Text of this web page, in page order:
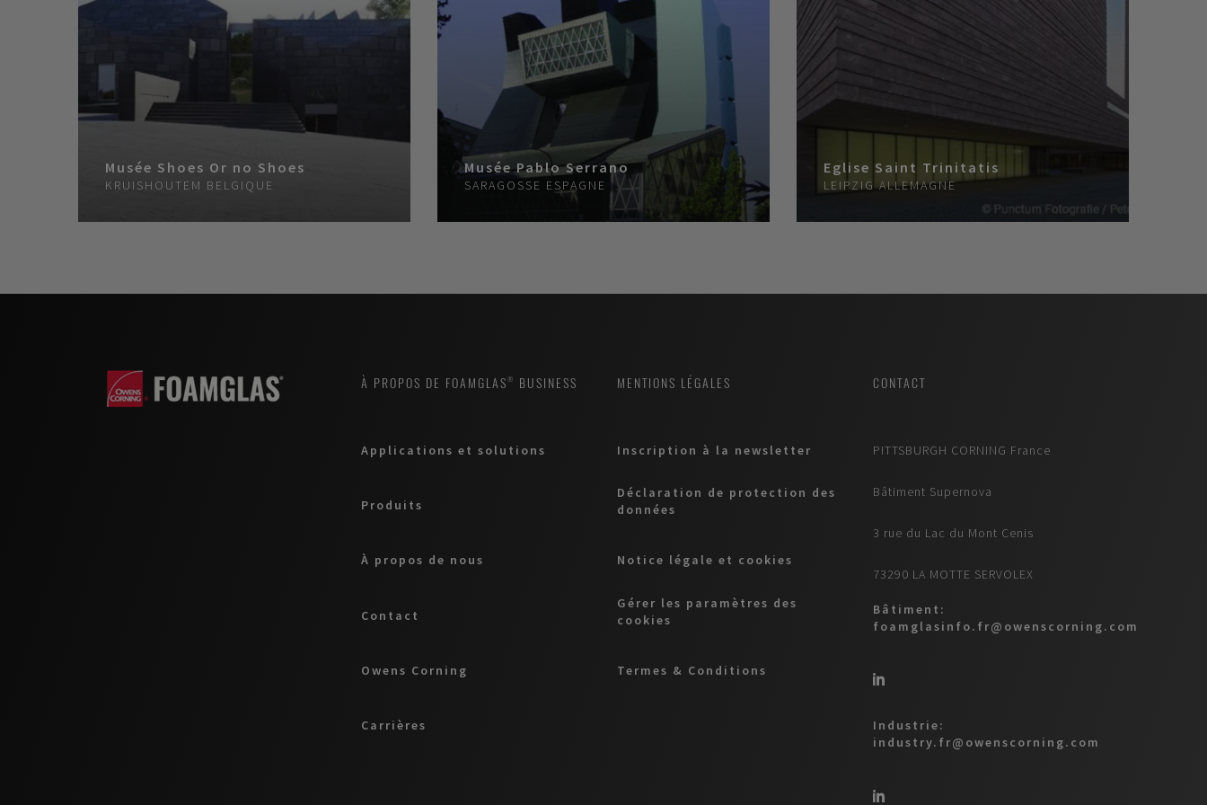
Musée Shoes Or no Shoes
KRUISHOUTEM BELGIQUE
Musée Pablo Serrano
SARAGOSSE ESPAGNE
Eglise Saint Trinitatis
LEIPZIG ALLEMAGNE
À PROPOS DE FOAMGLAS® BUSINESS
Applications et solutions
Produits
À propos de nous
Contact
Owens Corning
Carrières
MENTIONS LÉGALES
Inscription à la newsletter
Déclaration de protection des
données
Notice légale et cookies
Gérer les paramètres des
cookies
Termes & Conditions
CONTACT
PITTSBURGH CORNING France
Bâtiment Supernova
3 rue du Lac du Mont Cenis
73290 LA MOTTE SERVOLEX
Bâtiment:
foamglasinfo.fr@owenscorning.com
Industrie:
industry.fr@owenscorning.com